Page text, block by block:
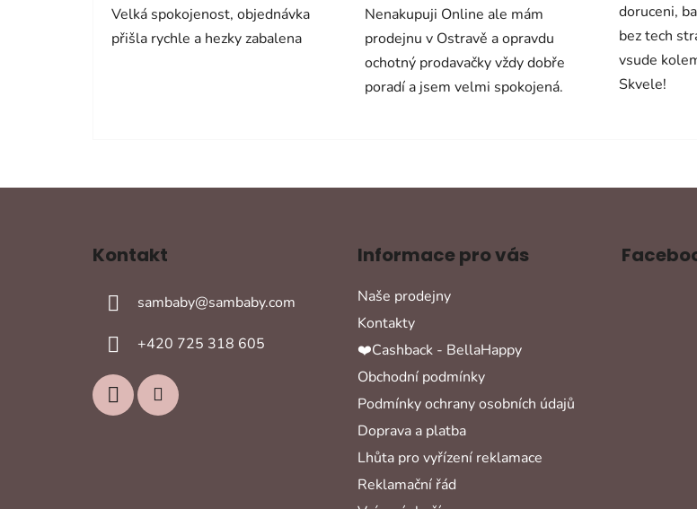
Velká spokojenost, objednávka
přišla rychle a hezky zabalena
Nenakupuji Online ale mám
prodejnu v Ostravě a opravdu
ochotný prodavačky vždy dobře
poradí a jsem velmi spokojená.
doruceni,
bez tech
vsude
Skvele!
Kontakt
sambaby@sambaby.com
+420 725 318 605
Informace pro vás
Naše prodejny
Kontakty
❤️Cashback - BellaHappy
Obchodní podmínky
Podmínky ochrany osobních údajů
Doprava a platba
Lhůta pro vyřízení reklamace
Reklamační řád